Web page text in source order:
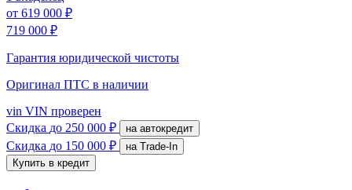
от 619 000 ₽
719 000 ₽
Гарантия юридической чистоты
Оригинал ПТС в наличии
vin VIN проверен
Скидка до 250 000 ₽ на автокредит
Скидка до 150 000 ₽
на Trade-In
Купить в кредит